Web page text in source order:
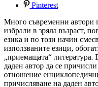
Pinterest
Много съвременни автори
избрали в зряла възраст,
езика и по този начин
използваните езици,
„приемащата“ литература.
даден автор да се
отношение
причисляване на даден